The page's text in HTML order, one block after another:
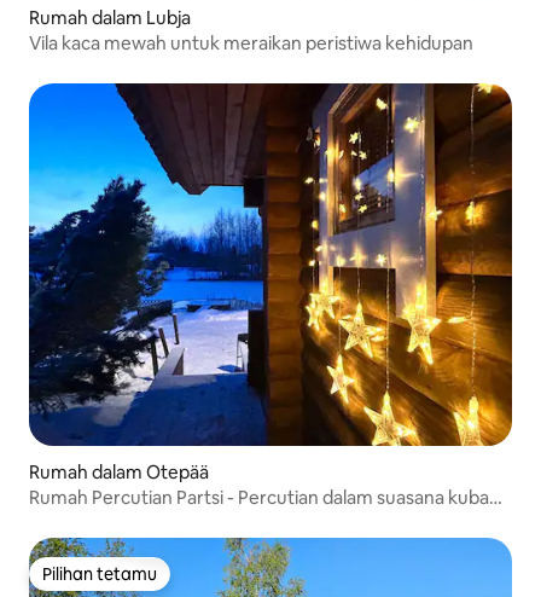
Rumah dalam Lubja
Vila kaca mewah untuk meraikan peristiwa kehidupan
Rumah dalam Otepää
Rumah Percutian Partsi - Percutian dalam suasana kubah
Pilihan tetamu
Pilihan tetamu